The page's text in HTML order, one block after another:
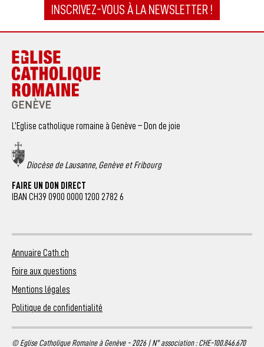
INSCRIVEZ-VOUS À LA NEWSLETTER !
L’Eglise catholique romaine à Genève – Don de joie
Diocèse de Lausanne, Genève et Fribourg
FAIRE UN DON DIRECT
IBAN CH39 0900 0000 1200 2782 6
Annuaire Cath.ch
Foire aux questions
Mentions légales
Politique de confidentialité
© Eglise Catholique Romaine à Genève - 2026 | N° association : CHE-100.846.670